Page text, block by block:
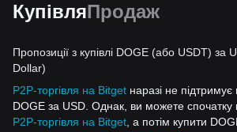
КупівляПродаж
Пропозиції з купівлі DOGE (або USDT) за
Dollar)
P2P-торгівля на Bitget наразі не
DOGE за USD. Однак, ви можете спочатку
P2P-торгівля на Bitget , а потім купити